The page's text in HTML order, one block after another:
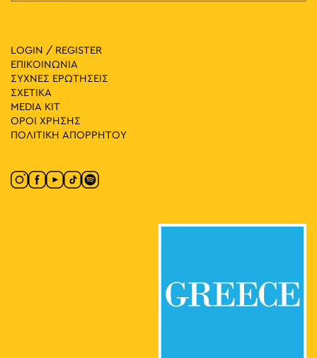
LOGIN / REGISTER
ΕΠΙΚΟΙΝΩΝΙΑ
ΣΥΧΝΕΣ ΕΡΩΤΗΣΕΙΣ
ΣΧΕΤΙΚΑ
MEDIA ΚIT
ΟΡΟΙ ΧΡΗΣΗΣ
ΠΟΛΙΤΙΚΗ ΑΠΟΡΡΗΤΟΥ